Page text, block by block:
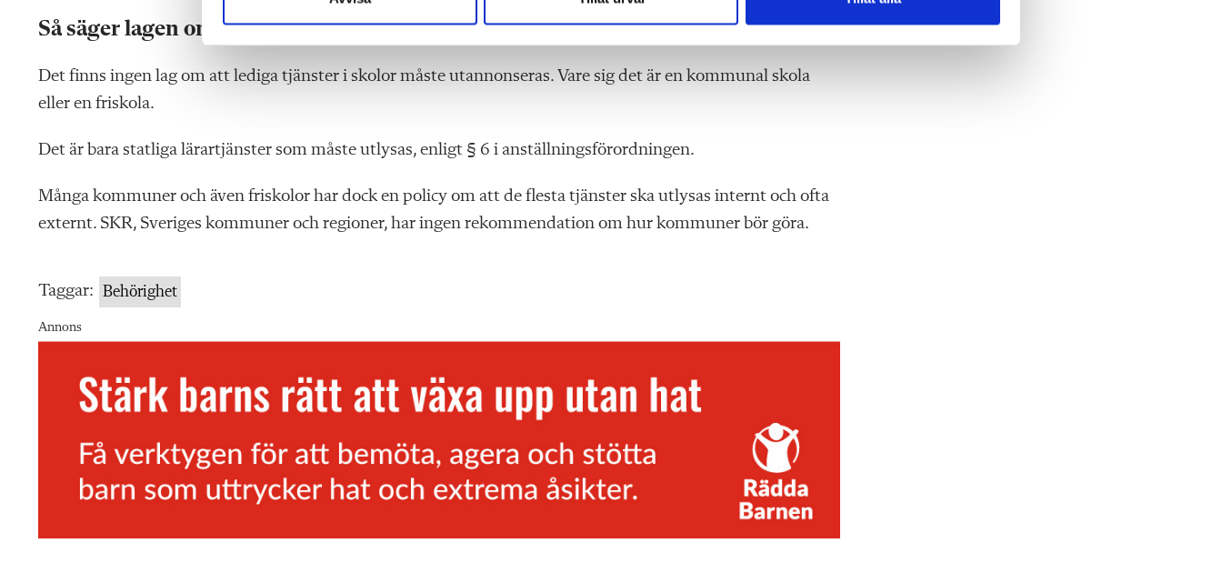
s
a
Så säger lagen om platsannonserna
Det finns ingen lag om att lediga tjänster i skolor måste utannonseras. Vare sig det är en kommunal skola
eller en friskola.
Det är bara statliga lärartjänster som måste utlysas, enligt § 6 i anställningsförordningen.
Många kommuner och även friskolor har dock en policy om att de flesta tjänster ska utlysas internt och ofta
externt. SKR, Sveriges kommuner och regioner, har ingen rekommendation om hur kommuner bör göra.
Taggar: Behörighet
Annons